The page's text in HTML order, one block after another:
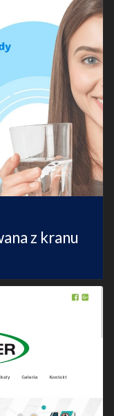
z kranu